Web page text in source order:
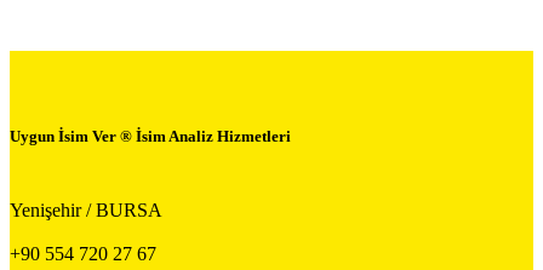
Uygun İsim Ver ® İsim Analiz Hizmetleri
Yenişehir / BURSA
+90 554 720 27 67